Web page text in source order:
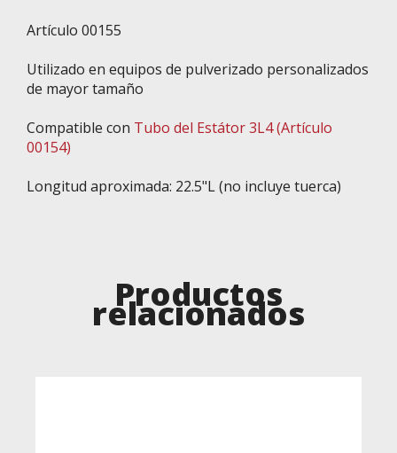
Artículo 00155
Utilizado en equipos de pulverizado personalizados
de mayor tamaño
Compatible con Tubo del Estátor 3L4 (Artículo
00154)
Longitud aproximada: 22.5"L (no incluye tuerca)
Productos
relacionados